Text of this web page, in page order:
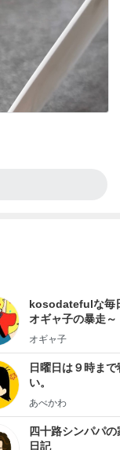
kosodatefulな毎
オギャ子の暴走～
オギャ子
日曜日は９時まで
い。
あべかわ
四十路シンパパの
日記